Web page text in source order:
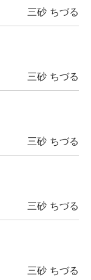
三砂 ちづる
三砂 ちづる
三砂 ちづる
三砂 ちづる
三砂 ちづる